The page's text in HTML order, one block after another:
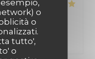
o
o
tutto',
o
: 5/5 Qualità /